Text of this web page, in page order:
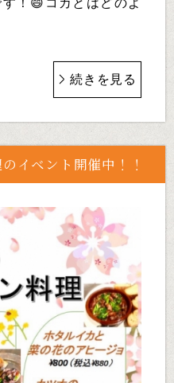
続きを見る
イベント開催中！！